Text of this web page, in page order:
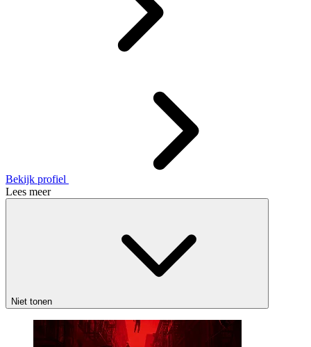
Bekijk profiel
Lees meer
Niet tonen